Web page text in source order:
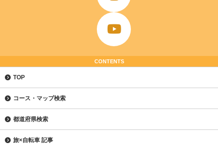
CONTENTS
TOP
コース・マップ検索
都道府県検索
旅×自転車 記事